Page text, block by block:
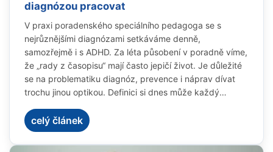
diagnózou pracovat
V praxi poradenského speciálního pedagoga se s
nejrůznějšími diagnózami setkáváme denně,
samozřejmě i s ADHD. Za léta působení v poradně víme,
že „rady z časopisu“ mají často jepičí život. Je důležité
se na problematiku diagnóz, prevence i náprav dívat
trochu jinou optikou. Definici si dnes může každý
připomenout, že diagnostika je velmi individuální a
vychází pouze z popisu symptomů. Zejména u lehčích
forem často záleží na „dojmu“, který dítě při krátkém
celý článek